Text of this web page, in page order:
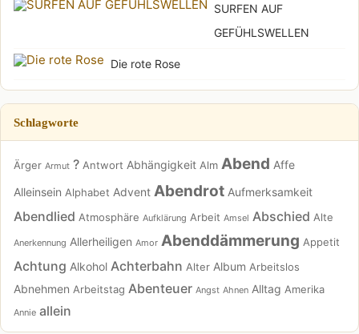
SURFEN AUF
GEFÜHLSWELLEN
Die rote Rose
Schlagworte
Ärger Armut ? Antwort Abhängigkeit Alm Abend Affe
Alleinsein Alphabet Advent Abendrot Aufmerksamkeit
Abendlied Atmosphäre Aufklärung Arbeit Amsel Abschied Alte
Anerkennung Allerheiligen Amor Abenddämmerung Appetit
Achtung Alkohol Achterbahn Alter Album Arbeitslos
Abnehmen Arbeitstag Abenteuer Angst Ahnen Alltag Amerika
Annie allein